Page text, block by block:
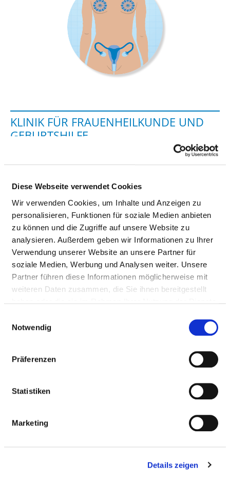
Diese Webseite verwendet Cookies
Wir verwenden Cookies, um Inhalte und Anzeigen zu
personalisieren, Funktionen für soziale Medien anbieten
zu können und die Zugriffe auf unsere Website zu
analysieren. Außerdem geben wir Informationen zu Ihrer
Verwendung unserer Website an unsere Partner für
soziale Medien, Werbung und Analysen weiter. Unsere
Partner führen diese Informationen möglicherweise mit
weiteren Daten zusammen, die Sie ihnen bereitgestellt
Notwendig
Präferenzen
Statistiken
Marketing
Details zeigen
KLINIK FÜR FRAUENHEILKUNDE UND
GEBURTSHILFE
August-Bebel-Straße 55a
Tel.:03921-96-1401
Fax: 03921-96-1430
Mail:ed.tiehdnuseg-soileh@rethciR.negreuJ-snaH
Mit Notfallambulanz
Anfahrt
http://www.helios-kliniken.de/burg
Dr. med. Hans-Jürgen Richter (Chefarzt)
erbracht: N05N 29 N07N 11 N25N 51